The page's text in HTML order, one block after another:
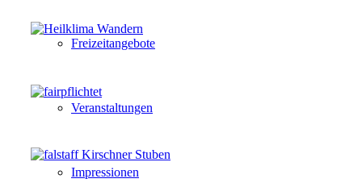
Freizeitangebote
Veranstaltungen
Impressionen